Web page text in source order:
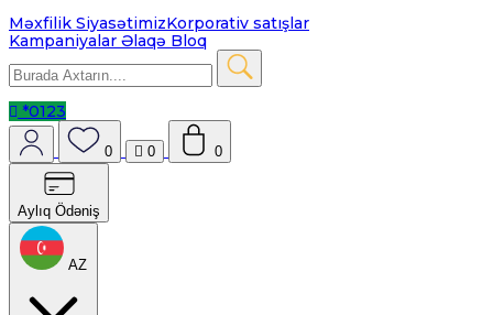
Məxfilik SiyasətimizKorporativ satışlar
Kampaniyalar Əlaqə Bloq
*0123
0 0 0
Aylıq Ödəniş
AZ